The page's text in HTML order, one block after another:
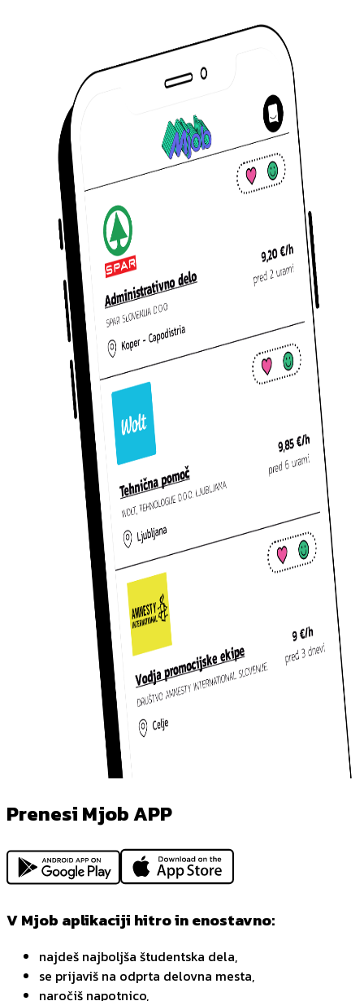
Prenesi Mjob APP
V Mjob aplikaciji hitro in enostavno:
najdeš najboljša študentska dela,
se prijaviš na odprta delovna mesta,
naročiš napotnico,